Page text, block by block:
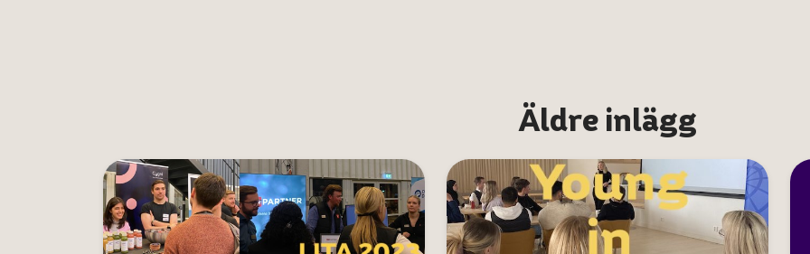
Äldre inlägg